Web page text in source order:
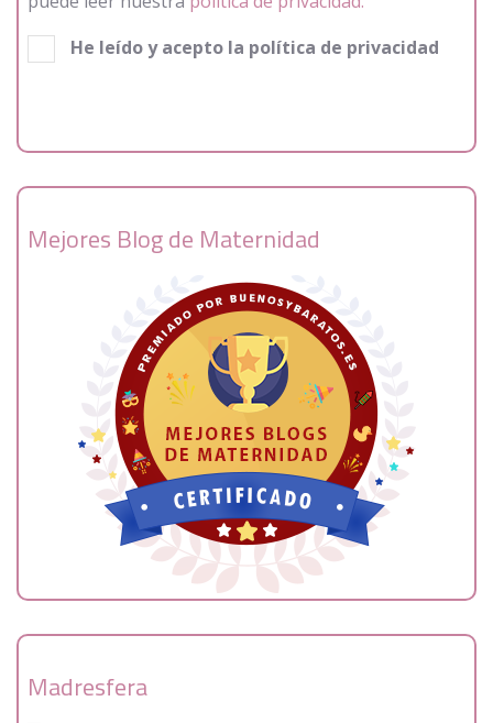
He leído y acepto la política de privacidad
Mejores Blog de Maternidad
Madresfera